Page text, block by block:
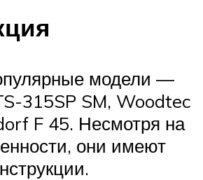
модели —
315SP SM, Woodtec
F 45. Несмотря на
они имеют